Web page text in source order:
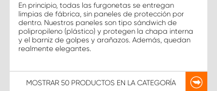
En principio, todas las furgonetas se entregan
limpias de fábrica, sin paneles de protección por
dentro. Nuestros paneles son tipo sándwich de
polipropileno (plástico) y protegen la chapa interna
y el barniz de golpes y arañazos. Además, quedan
realmente elegantes.
MOSTRAR 50 PRODUCTOS EN LA CATEGORÍA